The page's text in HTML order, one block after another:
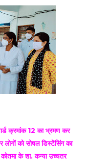
क्रमांक 12 का भ्रमण कर
लोगों को सोषल डिस्टेंसिंग का
के शा. कन्या उच्चतर